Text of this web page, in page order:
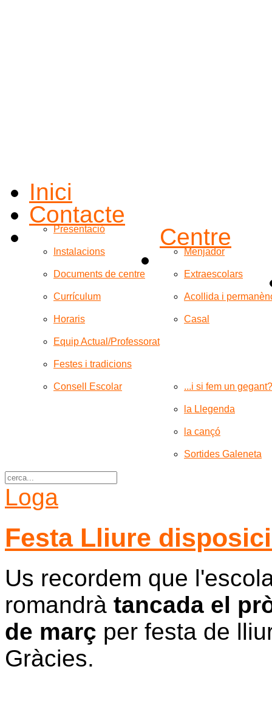
Inici
Contacte
Centre
Presentació
Instalacions
Documents de centre
Currículum
Horaris
Equip Actual/Professorat
Festes i tradicions
Consell Escolar
Menjador
Extraescolars
Acollida i
Casal
...i si fem un gegant?
la Llegenda
la cançó
Sortides Galeneta
Loga
Festa Lliure
Us recordem que
romandrà tancada el
de març per festa de
Gràcies.